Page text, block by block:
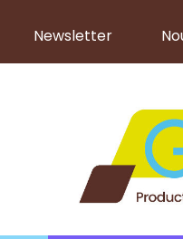
Newsletter